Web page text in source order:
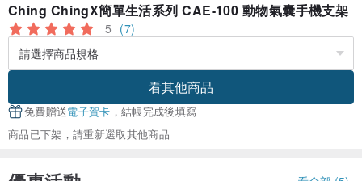
Ching ChingX簡單生活系列 CAE-100 動物氣囊手機支架
5 (7)
看其他商品
免費贈送電子賀卡 ，結帳完成後填寫
商品已下架，請重新選取其他商品